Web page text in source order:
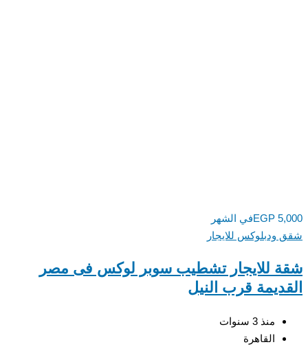
EGP 5,000
في الشهر
شقق ودبلوكس للايجار
شقة للايجار تشطيب سوبر لوكس فى مصر
القديمة قرب النيل
منذ 3 سنوات
القاهرة